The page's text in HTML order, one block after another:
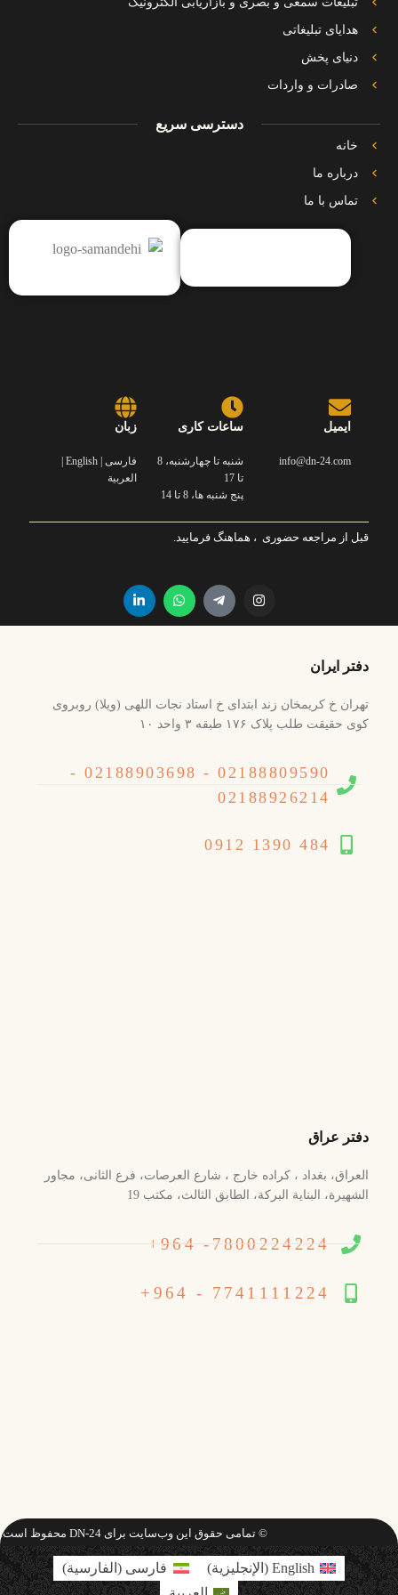
هدایای تبلیغاتی
دنیای پخش
صادرات و واردات
دسترسی سریع
خانه
درباره ما
تماس با ما
ایمیل
info@dn-24.com
ساعات کاری
شنبه تا چهارشنبه، 8
تا 17
پنج شنبه ها، 8 تا 14
زبان
فارسی | English |
العربية
قبل از مراجعه حضوری ، هماهنگ فرمایید.
دفتر ایران
تهران خ کریمخان زند ابتدای خ استاد نجات اللهی (ویلا) روبروی
کوی حقیقت طلب پلاک ۱۷۶ طبقه ۳ واحد ۱۰
02188809590 - 02188903698 -
02188926214
484 1390 0912
دفتر عراق
العراق، بغداد ، کراده خارج ، شارع العرصات، فرع الثانی، مجاور
الشهیرة، البنایة البرکة، الطابق الثالث، مکتب 19
7800224224- 964+
7741111224 - 964+
© تمامی حقوق این وب‌سایت برای DN-24 محفوظ است.
English
( الإنجليزية) فارسی (الفارسية)